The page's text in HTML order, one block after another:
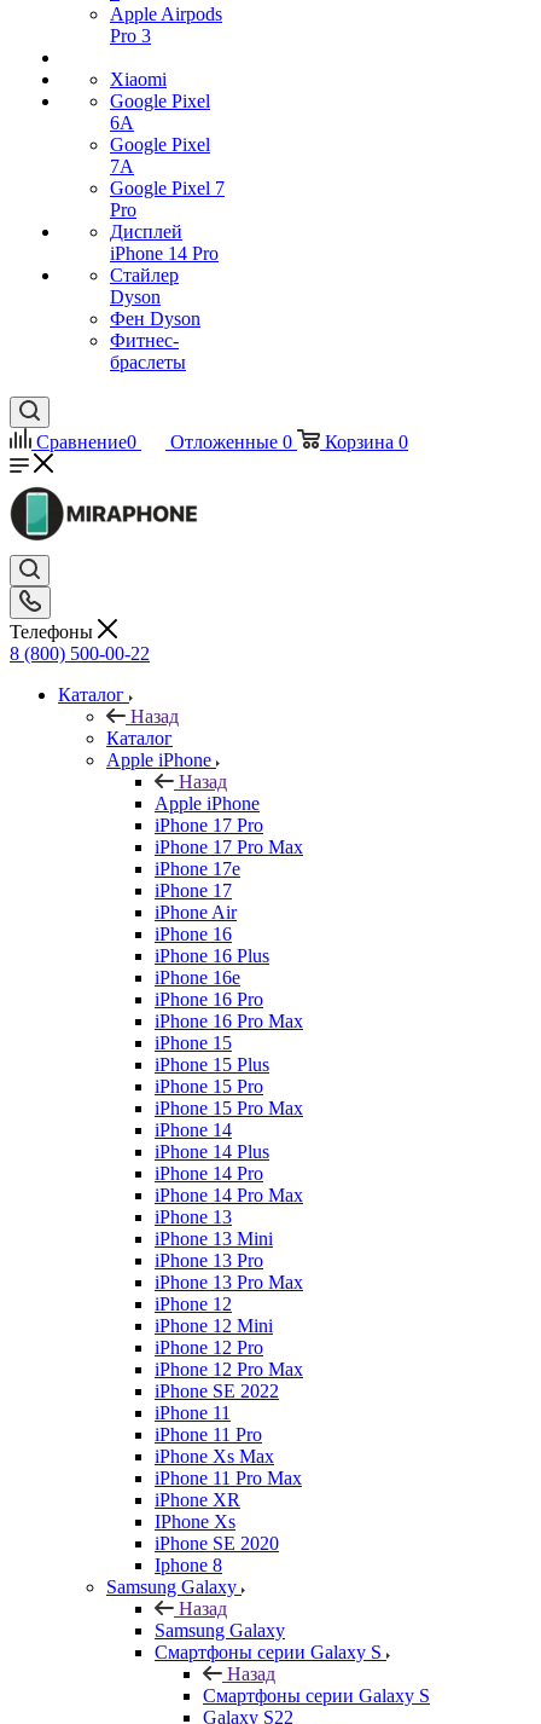
Apple Airpods
Pro 3
Xiaomi
Google Pixel
6A
Google Pixel
7А
Google Pixel 7
Pro
Дисплей
iPhone 14 Pro
Стайлер
Dyson
Фен Dyson
Фитнес-
браслеты
Сравнение0 Отложенные 0 Корзина 0
Телефоны
8 (800) 500-00-22
Каталог
Назад
Каталог
Apple iPhone
Назад
Apple iPhone
iPhone 17 Pro
iPhone 17 Pro Max
iPhone 17e
iPhone 17
iPhone Air
iPhone 16
iPhone 16 Plus
iPhone 16e
iPhone 16 Pro
iPhone 16 Pro Max
iPhone 15
iPhone 15 Plus
iPhone 15 Pro
iPhone 15 Pro Max
iPhone 14
iPhone 14 Plus
iPhone 14 Pro
iPhone 14 Pro Max
iPhone 13
iPhone 13 Mini
iPhone 13 Pro
iPhone 13 Pro Max
iPhone 12
iPhone 12 Mini
iPhone 12 Pro
iPhone 12 Pro Max
iPhone SE 2022
iPhone 11
iPhone 11 Pro
iPhone Xs Max
iPhone 11 Pro Max
iPhone XR
IPhone Xs
iPhone SE 2020
Iphone 8
Samsung Galaxy
Назад
Samsung Galaxy
Смартфоны серии Galaxy S
Назад
Смартфоны серии Galaxy S
Galaxy S22